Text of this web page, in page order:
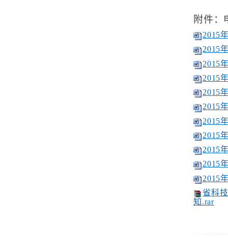
附件：
2015
2015
2015
2015
2015
2015
2015
2015
2015
2015
2015
省科
知.rar